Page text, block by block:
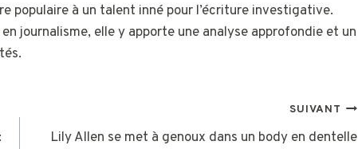
populaire à un talent inné pour l’écriture investigative.
journalisme, elle y apporte une analyse approfondie et un
SUIVANT
Lily Allen se met à genoux dans un body en dentelle